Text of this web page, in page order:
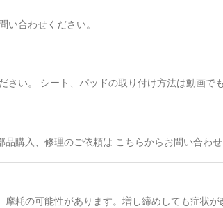
合わせください。
さい。 シート、パッドの取り付け方法は動画
購入、修理のご依頼は こちらからお問い合わせ
耗の可能性があります。増し締めしても症状